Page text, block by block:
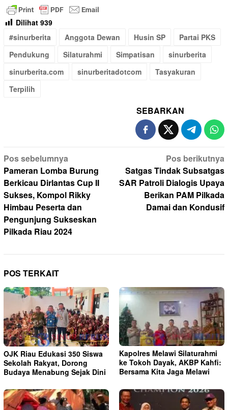
Dilihat 939
#sinurberita
Anggota Dewan Husin SP
Partai PKS
Pendukung
Silaturahmi Simpatisan
sinurberita
sinurberita.com
sinurberitadotcom
Tasyakuran
Terpilih
SEBARKAN
Navigasi
pos
Pos sebelumnya
Pameran Lomba Burung
Berkicau Dirlantas Cup II
Sukses, Kompol Rikky
Himbau Peserta dan
Pengunjung Sukseskan
Pilkada Riau 2024
Pos berikutnya
Satgas Tindak Subsatgas
SAR Patroli Dialogis Upaya
Berikan PAM Pilkada
Damai dan Kondusif
POS TERKAIT
OJK Riau Edukasi 350 Siswa
Sekolah Rakyat, Dorong
Budaya Menabung Sejak Dini
Kapolres Melawi Silaturahmi
ke Tokoh Dayak, AKBP Kahfi:
Bersama Kita Jaga Melawi